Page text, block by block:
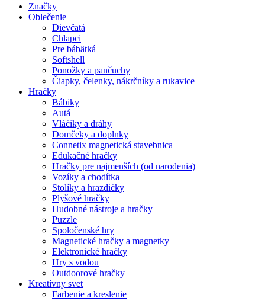
Značky
Oblečenie
Dievčatá
Chlapci
Pre bábätká
Softshell
Ponožky a pančuchy
Čiapky, čelenky, nákrčníky a rukavice
Hračky
Bábiky
Autá
Vláčiky a dráhy
Domčeky a doplnky
Connetix magnetická stavebnica
Edukačné hračky
Hračky pre najmenších (od narodenia)
Vozíky a chodítka
Stolíky a hrazdičky
Plyšové hračky
Hudobné nástroje a hračky
Puzzle
Spoločenské hry
Magnetické hračky a magnetky
Elektronické hračky
Hry s vodou
Outdoorové hračky
Kreatívny svet
Farbenie a kreslenie